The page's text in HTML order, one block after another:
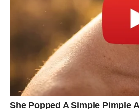
Ribe ulaze u jedan od najnježnijih i
u posljednje vrijeme.
Jedna osoba pokazuje koliko joj
u ljubav.
Ljubav liječi vašu dušu